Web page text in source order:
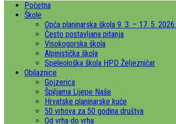
Početna
Škole
Opća planinarska škola 9. 3. – 17. 5. 2026.
Često postavljana pitanja
Visokogorska škola
Alpinistička škola
Speleološka škola HPD Željezničar
Obilaznice
Gojzerica
Špiljama Lijepe Naše
Hrvatske planinarske kuće
50 vrhova za 50 godina društva
Od vrha do vrha